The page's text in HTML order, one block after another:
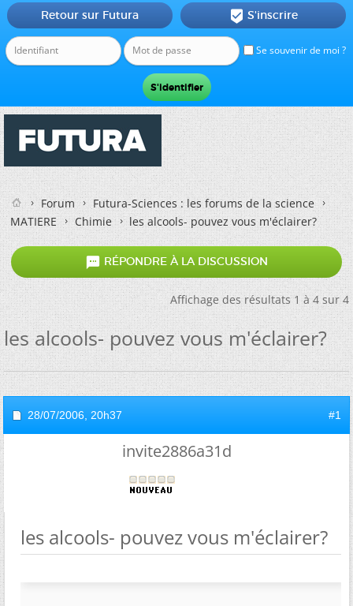
Se souvenir de moi ?
Retour sur Futura  S'inscrire
Forum
Futura-Sciences : les forums de la science
MATIERE
Chimie les alcools- pouvez vous m'éclairer?
 RÉPONDRE À LA DISCUSSION
Affichage des résultats 1 à 4 sur 4
les alcools- pouvez vous m'éclairer?
28/07/2006, 20h37 #1
invite2886a31d
les alcools- pouvez vous m'éclairer?